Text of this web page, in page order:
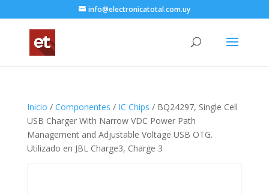
info@electronicatotal.com.uy
Inicio / Componentes / IC Chips / BQ24297, Single Cell
USB Charger With Narrow VDC Power Path
Management and Adjustable Voltage USB OTG.
Utilizado en JBL Charge3, Charge 3